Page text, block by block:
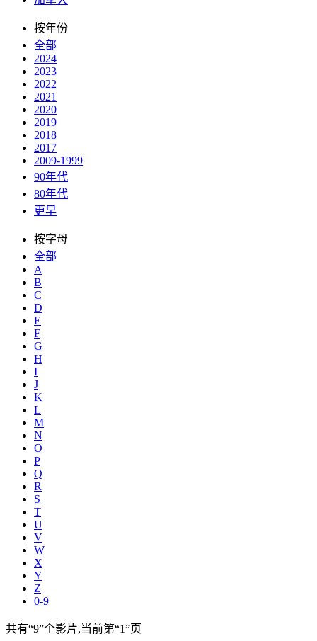
按年份
全部
2024
2023
2022
2021
2020
2019
2018
2017
2009-1999
90年代
80年代
更早
按字母
全部
A
B
C
D
E
F
G
H
I
J
K
L
M
N
O
P
Q
R
S
T
U
V
W
X
Y
Z
0-9
共有“9”个影片,当前第“1”页